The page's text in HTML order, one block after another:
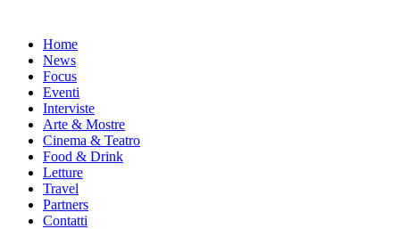
Home
News
Focus
Eventi
Interviste
Arte & Mostre
Cinema & Teatro
Food & Drink
Letture
Travel
Partners
Contatti